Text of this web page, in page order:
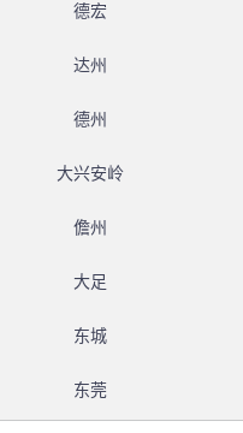
德宏
达州
德州
大兴安岭
儋州
大足
东城
东莞